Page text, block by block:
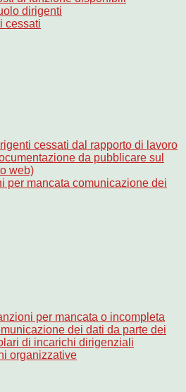
dirigenti
cessati
cessati dal rapporto di lavoro
da pubblicare sul
web)
per mancata comunicazione dei
per mancata o incompleta
dei dati da parte dei
di incarichi dirigenziali
organizzative